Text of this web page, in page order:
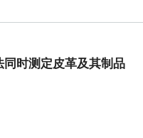
时测定皮革及其制品